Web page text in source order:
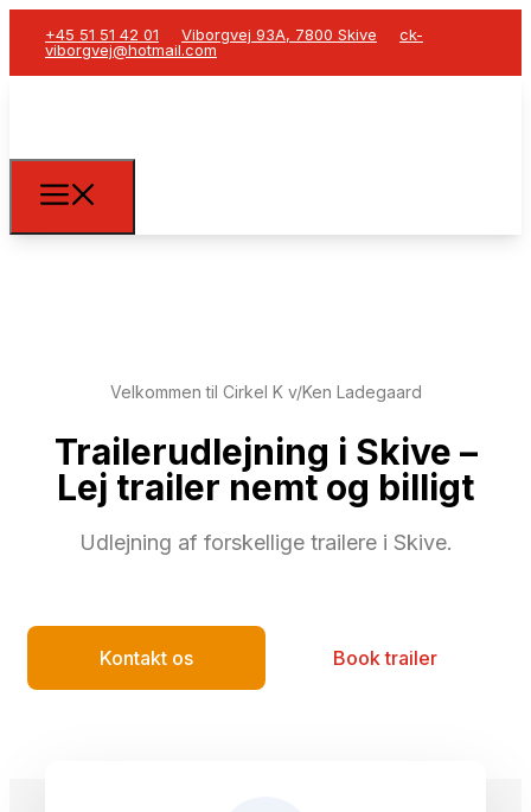
+45 51 51 42 01 Viborgvej 93A, 7800 Skive
ck-
viborgvej@hotmail.com
Velkommen til Cirkel K v/Ken Ladegaard
Trailerudlejning i Skive –
Lej trailer nemt og billigt
Udlejning af forskellige trailere i Skive.
Kontakt os Book trailer